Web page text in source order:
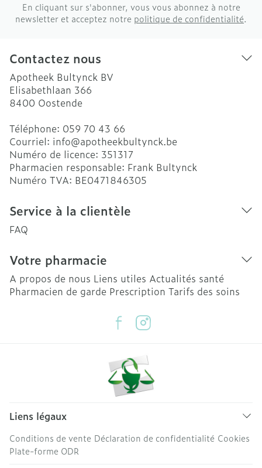
En cliquant sur s'abonner, vous vous abonnez à notre
newsletter et acceptez notre politique de confidentialité.
Contactez nous
Apotheek Bultynck BV
Elisabethlaan 366
8400 Oostende
Téléphone: 059 70 43 66
Courriel: info@apotheekbultynck.be
Numéro de licence: 351317
Pharmacien responsable: Frank Bultynck
Numéro TVA: BE0471846305
Service à la clientèle
FAQ
Votre pharmacie
A propos de nous Liens utiles Actualités santé
Pharmacien de garde Prescription Tarifs des soins
Liens légaux
Conditions de vente Déclaration de confidentialité Cookies
Plate-forme ODR